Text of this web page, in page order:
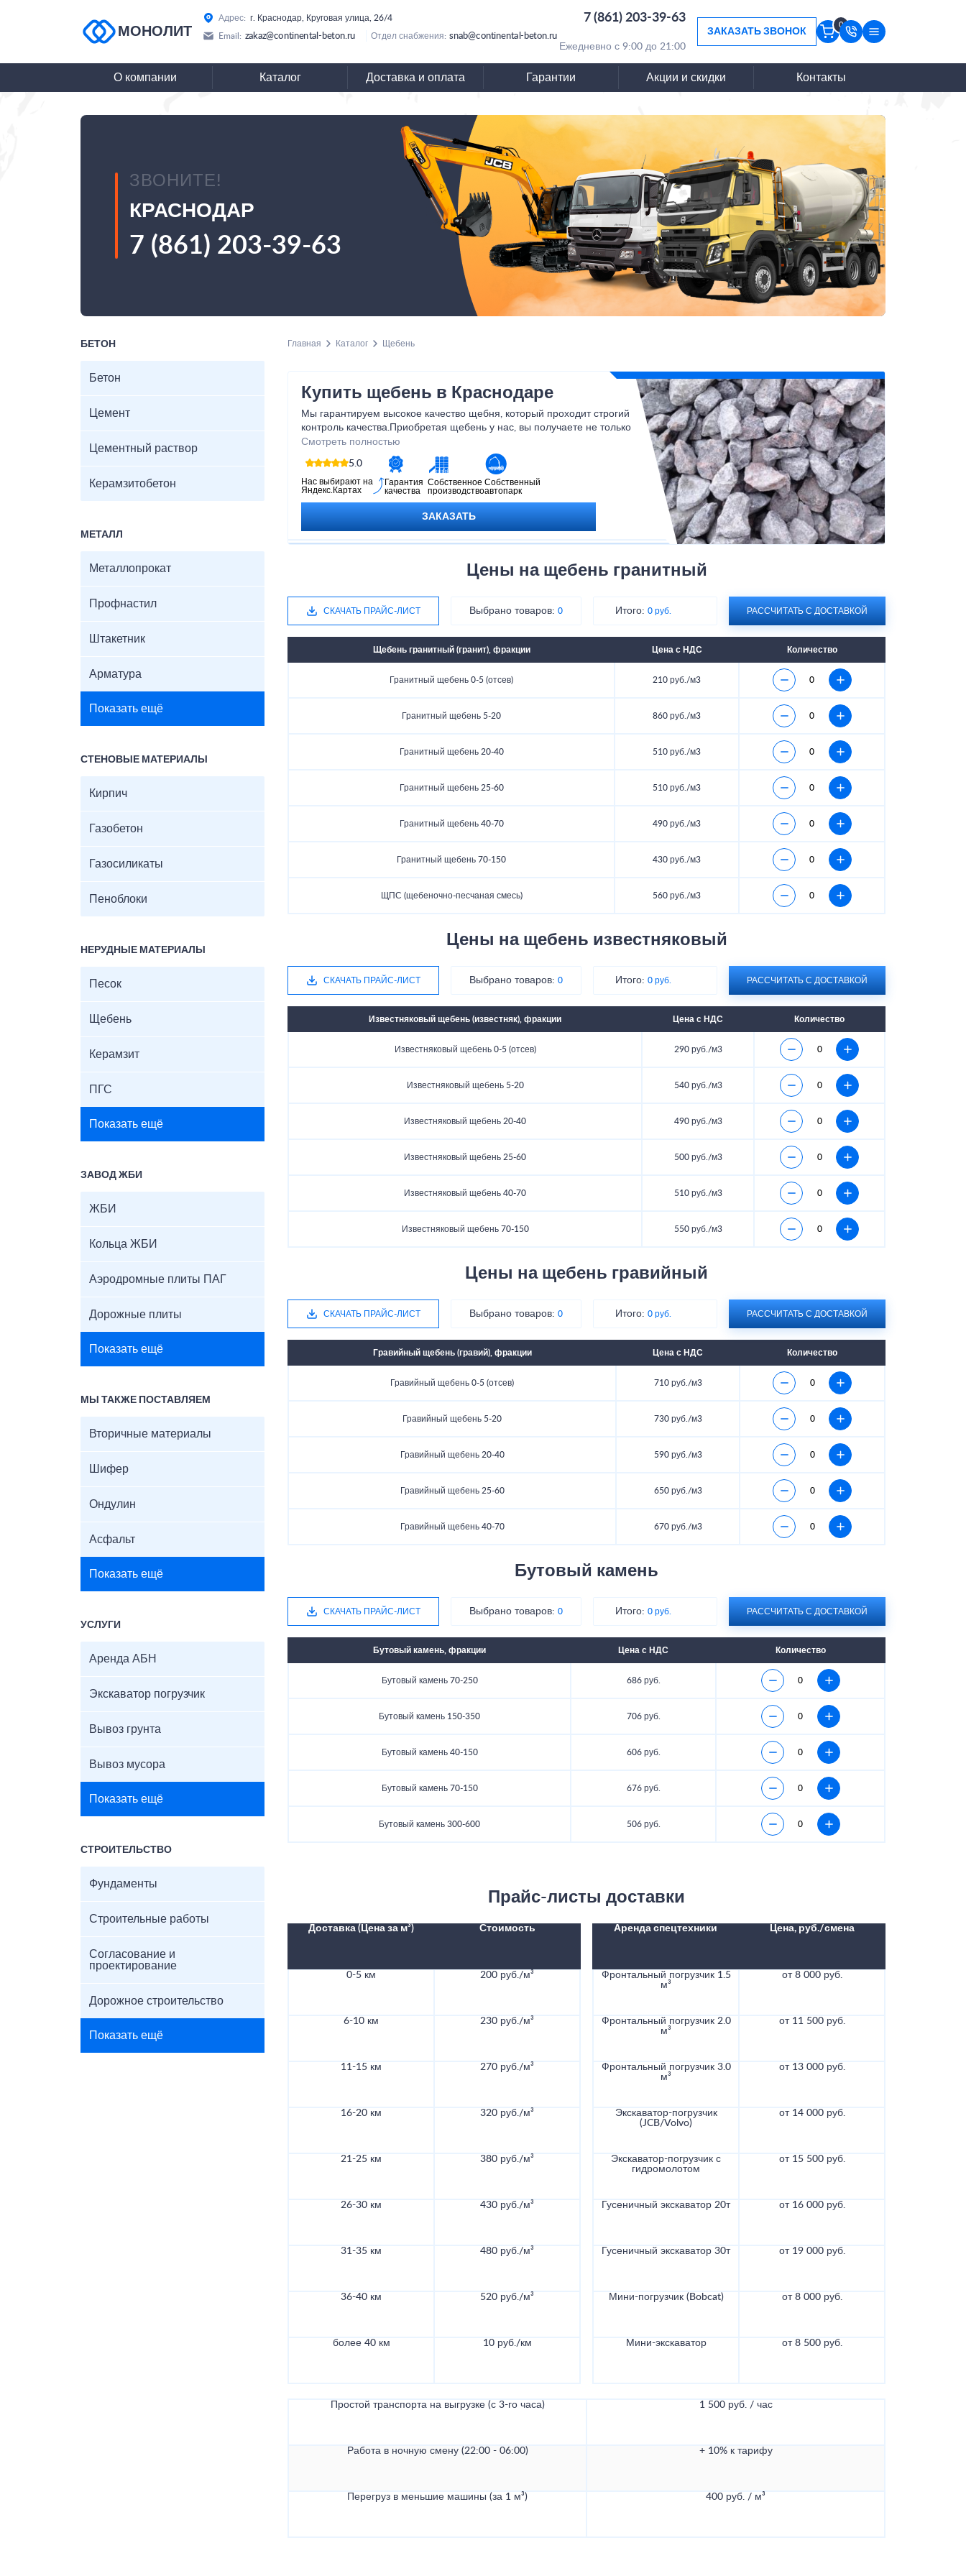
МОНОЛИТ
Адрес: г. Краснодар, Круговая улица, 26/4 7 (861) 203-39-63
Email: zakaz@continental-beton.ru Отдел снабжения: snab@continental-beton.ru
Ежедневно с 9:00 до 21:00
ЗАКАЗАТЬ ЗВОНОК
0
О компании Каталог Доставка и оплата Гарантии Акции и скидки Контакты
ЗВОНИТЕ!
КРАСНОДАР
7 (861) 203-39-63
БЕТОН
Бетон
Цемент
Цементный раствор
Керамзитобетон
МЕТАЛЛ
Металлопрокат
Профнастил
Штакетник
Арматура
Показать ещё
СТЕНОВЫЕ МАТЕРИАЛЫ
Кирпич
Газобетон
Газосиликаты
Пеноблоки
НЕРУДНЫЕ МАТЕРИАЛЫ
Песок
Щебень
Керамзит
ПГС
Показать ещё
ЗАВОД ЖБИ
ЖБИ
Кольца ЖБИ
Аэродромные плиты ПАГ
Дорожные плиты
Показать ещё
МЫ ТАКЖЕ ПОСТАВЛЯЕМ
Вторичные материалы
Шифер
Ондулин
Асфальт
Показать ещё
УСЛУГИ
Аренда АБН
Экскаватор погрузчик
Вывоз грунта
Вывоз мусора
Показать ещё
СТРОИТЕЛЬСТВО
Фундаменты
Строительные работы
Согласование и
проектирование
Дорожное строительство
Показать ещё
Главная Каталог Щебень
Купить щебень в Краснодаре
Мы гарантируем высокое качество щебня, который проходит строгий
контроль качества.Приобретая щебень у нас, вы получаете не только
надежный материал, но и профессиональную консультацию и
оперативную доставку. Не откладывайте свои строительные планы
на потом, выбирайте качество и надежность с нашим щебнем!
Смотреть полностью
5.0
Нас выбирают на
Яндекс.Картах
Гарантия
качества
Собственное
производство
Собственный
автопарк
ЗАКАЗАТЬ
Цены на щебень гранитный
СКАЧАТЬ ПРАЙС-ЛИСТ Выбрано товаров: 0 Итого:0 руб. РАССЧИТАТЬ С ДОСТАВКОЙ
Щебень гранитный (гранит), фракции Цена с НДС Количество
Гранитный щебень 0-5 (отсев) 210 руб./м3
Гранитный щебень 5-20 860 руб./м3
Гранитный щебень 20-40 510 руб./м3
Гранитный щебень 25-60 510 руб./м3
Гранитный щебень 40-70 490 руб./м3
Гранитный щебень 70-150 430 руб./м3
ЩПС (щебеночно-песчаная смесь) 560 руб./м3
Цены на щебень известняковый
СКАЧАТЬ ПРАЙС-ЛИСТ Выбрано товаров: 0 Итого:0 руб. РАССЧИТАТЬ С ДОСТАВКОЙ
Известняковый щебень (известняк), фракции Цена с НДС Количество
Известняковый щебень 0-5 (отсев) 290 руб./м3
Известняковый щебень 5-20 540 руб./м3
Известняковый щебень 20-40 490 руб./м3
Известняковый щебень 25-60 500 руб./м3
Известняковый щебень 40-70 510 руб./м3
Известняковый щебень 70-150 550 руб./м3
Цены на щебень гравийный
СКАЧАТЬ ПРАЙС-ЛИСТ Выбрано товаров: 0 Итого:0 руб. РАССЧИТАТЬ С ДОСТАВКОЙ
Гравийный щебень (гравий), фракции Цена с НДС Количество
Гравийный щебень 0-5 (отсев) 710 руб./м3
Гравийный щебень 5-20 730 руб./м3
Гравийный щебень 20-40 590 руб./м3
Гравийный щебень 25-60 650 руб./м3
Гравийный щебень 40-70 670 руб./м3
Бутовый камень
СКАЧАТЬ ПРАЙС-ЛИСТ Выбрано товаров: 0 Итого:0 руб. РАССЧИТАТЬ С ДОСТАВКОЙ
Бутовый камень, фракции Цена с НДС Количество
Бутовый камень 70-250 686 руб.
Бутовый камень 150-350 706 руб.
Бутовый камень 40-150 606 руб.
Бутовый камень 70-150 676 руб.
Бутовый камень 300-600 506 руб.
Прайс-листы доставки
Доставка (Цена за м³) Стоимость
0-5 км 200 руб./м³
6-10 км 230 руб./м³
11-15 км 270 руб./м³
16-20 км 320 руб./м³
21-25 км 380 руб./м³
26-30 км 430 руб./м³
31-35 км 480 руб./м³
36-40 км 520 руб./м³
более 40 км 10 руб./км
Аренда спецтехники Цена, руб./смена
Фронтальный погрузчик 1.5
м³
от 8 000 руб.
Фронтальный погрузчик 2.0
м³
от 11 500 руб.
Фронтальный погрузчик 3.0
м³
от 13 000 руб.
Экскаватор-погрузчик
(JCB/Volvo)
от 14 000 руб.
Экскаватор-погрузчик с
гидромолотом
от 15 500 руб.
Гусеничный экскаватор 20т от 16 000 руб.
Гусеничный экскаватор 30т от 19 000 руб.
Мини-погрузчик (Bobcat) от 8 000 руб.
Мини-экскаватор от 8 500 руб.
Простой транспорта на выгрузке (с 3-го часа) 1 500 руб. / час
Работа в ночную смену (22:00 - 06:00) + 10% к тарифу
Перегруз в меньшие машины (за 1 м³) 400 руб. / м³